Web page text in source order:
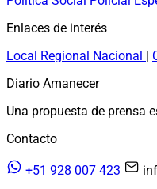
Enlaces de interés
Local Regional Nacional |
Diario Amanecer
Una propuesta de prensa
Contacto
+51 928 007 423